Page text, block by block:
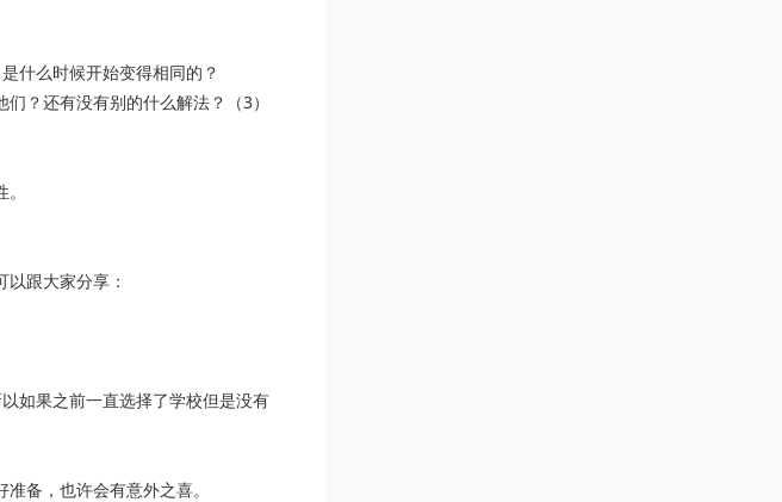
什么时候开始变得相同的？
？还有没有别的什么解法？（3）
跟大家分享：
如果之前一直选择了学校但是没有
备，也许会有意外之喜。